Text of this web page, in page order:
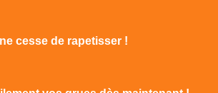
cesse de rapetisser !